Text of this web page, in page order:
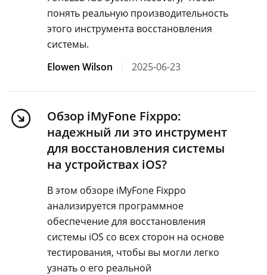
понять реальную производительность
этого инструмента восстановления
системы.
Elowen Wilson
2025-06-23
Обзор iMyFone Fixppo:
надежный ли это инструмент
для восстановления системы
на устройствах iOS?
В этом обзоре iMyFone Fixppo
анализируется программное
обеспечение для восстановления
системы iOS со всех сторон на основе
тестирования, чтобы вы могли легко
узнать о его реальной